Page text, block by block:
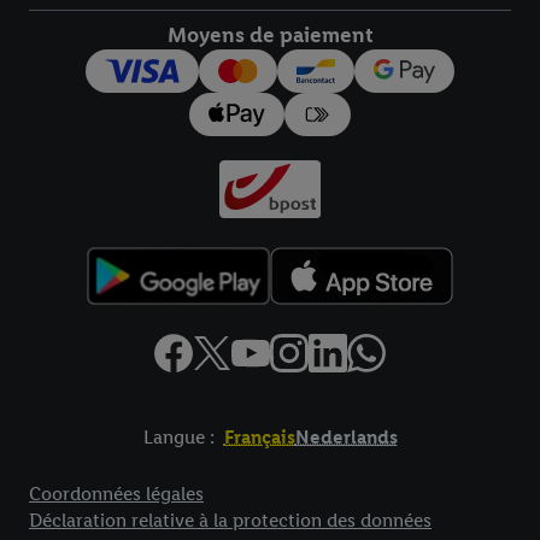
Moyens de paiement
Langue : FrançaisNederlands
Coordonnées légales
Déclaration relative à la protection des données
pour l’avenir dans notredéclaration relative à la protection des
données. Vous trouverez les impressions ici.